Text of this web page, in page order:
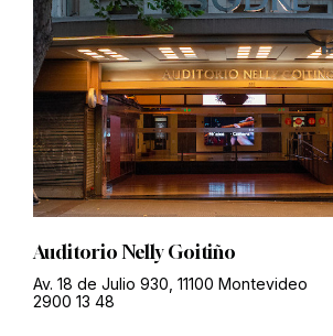
Auditorio Nelly Goitiño
Av. 18 de Julio 930, 11100 Montevideo
2900 13 48